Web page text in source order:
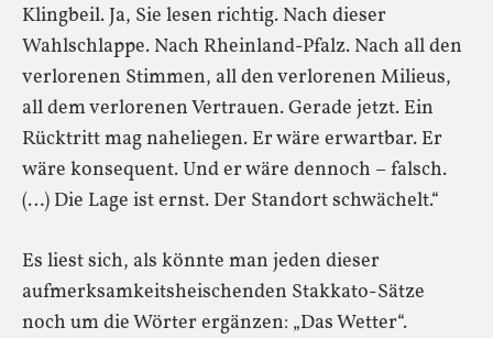
Klingbeil. Ja, Sie lesen richtig. Nach dieser
Wahlschlappe. Nach Rheinland-Pfalz. Nach all den
verlorenen Stimmen, all den verlorenen Milieus,
all dem verlorenen Vertrauen. Gerade jetzt. Ein
Rücktritt mag naheliegen. Er wäre erwartbar. Er
wäre konsequent. Und er wäre dennoch – falsch.
(…) Die Lage ist ernst. Der Standort schwächelt.“
Es liest sich, als könnte man jeden dieser
aufmerksamkeitsheischenden Stakkato-Sätze
noch um die Wörter ergänzen: „Das Wetter“.